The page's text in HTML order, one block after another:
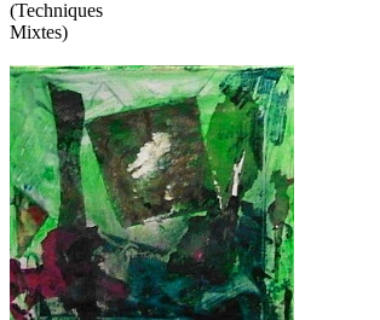
(Techniques
Mixtes)